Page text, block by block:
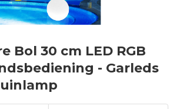
Bol 30 cm LED RGB
- Garleds